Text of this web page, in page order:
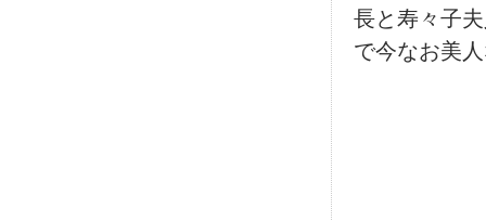
長と寿々子
で今なお美